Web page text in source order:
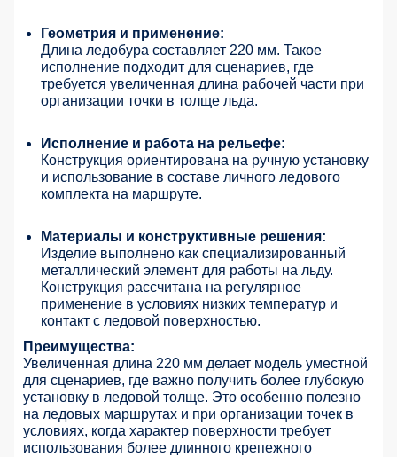
Геометрия и применение:
Длина ледобура составляет 220 мм. Такое
исполнение подходит для сценариев, где
требуется увеличенная длина рабочей части при
организации точки в толще льда.
Исполнение и работа на рельефе:
Конструкция ориентирована на ручную установку
и использование в составе личного ледового
комплекта на маршруте.
Материалы и конструктивные решения:
Изделие выполнено как специализированный
металлический элемент для работы на льду.
Конструкция рассчитана на регулярное
применение в условиях низких температур и
контакт с ледовой поверхностью.
Преимущества:
Увеличенная длина 220 мм делает модель уместной
для сценариев, где важно получить более глубокую
установку в ледовой толще. Это особенно полезно
на ледовых маршрутах и при организации точек в
условиях, когда характер поверхности требует
использования более длинного крепежного